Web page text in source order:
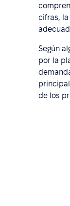
cifras,
Según
por la
de los